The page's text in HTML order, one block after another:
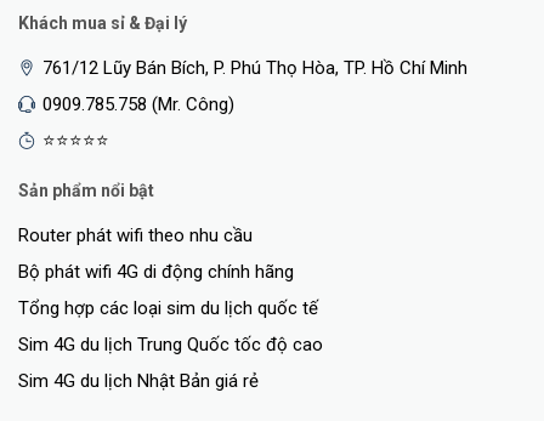
Khách mua sỉ & Đại lý
761/12 Lũy Bán Bích, P. Phú Thọ Hòa, TP. Hồ Chí Minh
0909.785.758 (Mr. Công)
⭐⭐⭐⭐⭐
Sản phẩm nổi bật
Router phát wifi theo nhu cầu
Bộ phát wifi 4G di động chính hãng
Tổng hợp các loại sim du lịch quốc tế
Sim 4G du lịch Trung Quốc tốc độ cao
Sim 4G du lịch Nhật Bản giá rẻ